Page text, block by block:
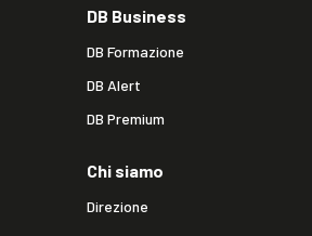
DB Business
DB Formazione
DB Alert
DB Premium
Chi siamo
Direzione